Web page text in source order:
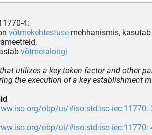
4:
võtmekehtestuse mehhanismis,
võtmetalongi
utilizes a key token factor and other
the execution of a key establishment
obp/ui/#iso:std:iso-iec:11770:-
obp/ui/#iso:std:iso-iec:11770:-